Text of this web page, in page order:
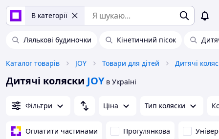
В категорії
Лялькові будиночки Кінетичний пісок
Каталог товарів JOY Товари для дітей Дитячі
Дитячі коляски JOY в Україні
Фільтри Ціна Тип коляски
Оплатити частинами Прогулянкова